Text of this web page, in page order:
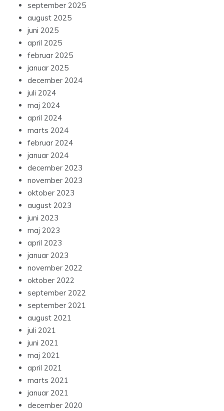
september 2025
august 2025
juni 2025
april 2025
februar 2025
januar 2025
december 2024
juli 2024
maj 2024
april 2024
marts 2024
februar 2024
januar 2024
december 2023
november 2023
oktober 2023
august 2023
juni 2023
maj 2023
april 2023
januar 2023
november 2022
oktober 2022
september 2022
september 2021
august 2021
juli 2021
juni 2021
maj 2021
april 2021
marts 2021
januar 2021
december 2020